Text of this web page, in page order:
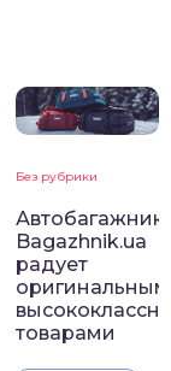
Без рубрики
Bagazhnik.ua
радует
товарами